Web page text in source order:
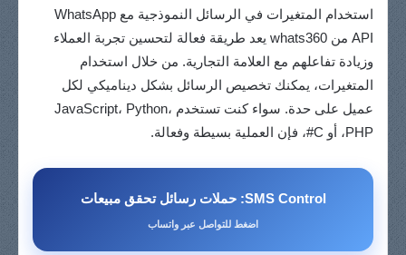
استخدام المتغيرات في الرسائل النموذجية مع WhatsApp
API من whats360 يعد طريقة فعالة لتحسين تجربة العملاء
وزيادة تفاعلهم مع العلامة التجارية. من خلال استخدام
المتغيرات، يمكنك تخصيص الرسائل بشكل ديناميكي لكل
عميل على حدة. سواء كنت تستخدم JavaScript، Python،
PHP، أو C#، فإن العملية بسيطة وفعالة.
SMS Control: حملات رسائل تحقق مبيعات
اضغط للتواصل عبر واتساب